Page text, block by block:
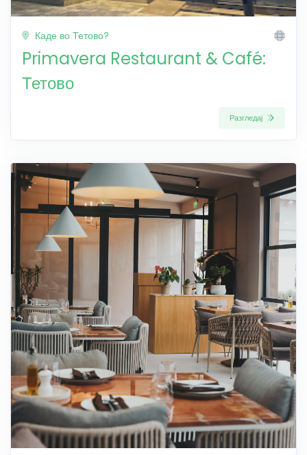
Каде во Тетово?
Primavera Restaurant & Café:
Тетово
Разгледај